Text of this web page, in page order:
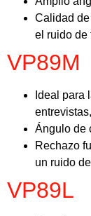
Calidad
el ruido de
VP89M
Ideal para
Ángulo de
Rechazo
un ruido
VP89L